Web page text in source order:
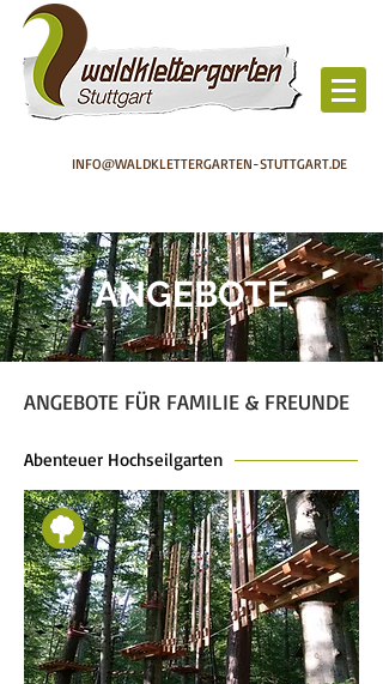
INFO@WALDKLETTERGARTEN-STUTTGART.DE
ANGEBOTE
ANGEBOTE FÜR FAMILIE & FREUNDE
Abenteuer Hochseilgarten